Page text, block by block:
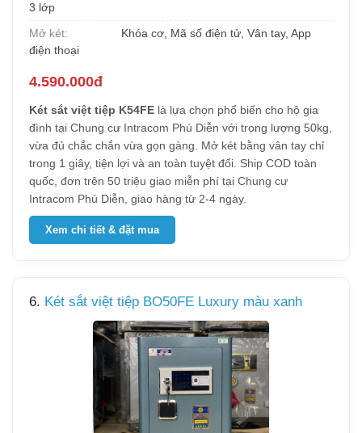
3 lớp
Mở két:
Khóa cơ, Mã số điện tử, Vân tay, App
điện thoại
4.590.000đ
Két sắt việt tiệp K54FE là lựa chọn phổ biến cho hộ gia
đình tại Chung cư Intracom Phú Diễn với trọng lượng 50kg,
vừa đủ chắc chắn vừa gọn gàng. Mở két bằng vân tay chỉ
trong 1 giây, tiện lợi và an toàn tuyệt đối. Ship COD toàn
quốc, đơn trên 50 triệu giao miễn phí tại Chung cư
Intracom Phú Diễn, giao hàng từ 2-4 ngày.
Xem chi tiết & đặt mua
6. Két sắt việt tiệp BO50FE Luxury màu xanh